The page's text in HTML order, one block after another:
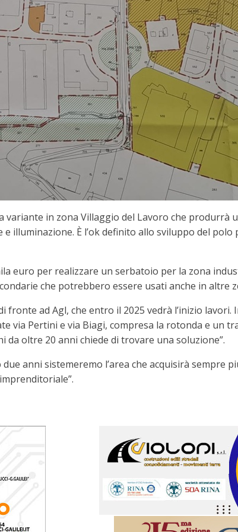
variante in zona Villaggio del Lavoro che produrrà
illuminazione. È l’ok definito allo sviluppo del polo
euro per realizzare un serbatoio per la zona
che potrebbero essere usati anche in altre
ad Agl, che entro il 2025 vedrà l’inizio lavori.
via Pertini e via Biagi, compresa la rotonda e un
da oltre 20 anni chiede di trovare una soluzione”.
anni sistemeremo l’area che acquisirà sempre